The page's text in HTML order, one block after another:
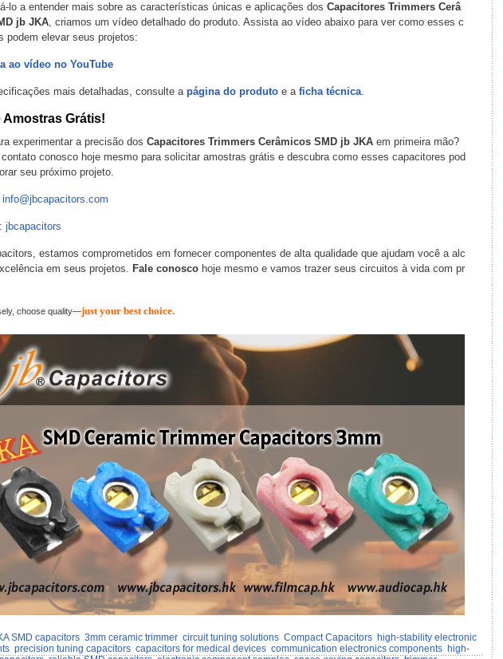
lo a entender mais sobre as características únicas e aplicações dos Capacitores Trimmers Cerâ
jb JKA, criamos um vídeo detalhado do produto. Assista ao vídeo abaixo para ver como esses c
podem elevar seus projetos:
ao vídeo no YouTube
mais detalhadas, consulte a página do produtoe a ficha técnica.
Amostras Grátis!
experimentar a precisão dos Capacitores Trimmers Cerâmicos SMD jb JKAem primeira mão?
contato conosco hoje mesmo para solicitar amostras grátis e descubra como esses capacitores pod
seu próximo projeto.
info@jbcapacitors.com
jbcapacitors
estamos comprometidos em fornecer componentes de alta qualidade que ajudam você a alc
em seus projetos. Fale conoscohoje mesmo e vamos trazer seus circuitos à vida com pr
choose quality—just your best choice.
SMD capacitors 3mm ceramic trimmer circuit tuning solutions Compact Capacitors
high-stability electronic
precision tuning capacitors capacitors for medical devices communication electronics components
high-